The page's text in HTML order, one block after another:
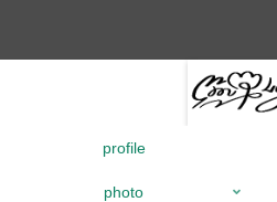
profile
photo